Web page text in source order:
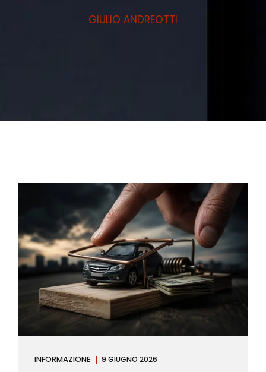
GIULIO ANDREOTTI
INFORMAZIONE 9 GIUGNO 2026